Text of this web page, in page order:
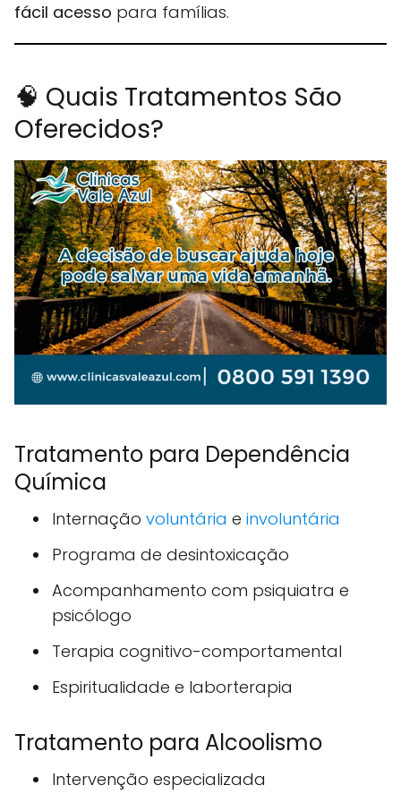
fácil acesso para famílias.
🧠 Quais Tratamentos São
Oferecidos?
Tratamento para Dependência
Química
Internação voluntária e involuntária
Programa de desintoxicação
Acompanhamento com psiquiatra e
psicólogo
Terapia cognitivo-comportamental
Espiritualidade e laborterapia
Tratamento para Alcoolismo
Intervenção especializada